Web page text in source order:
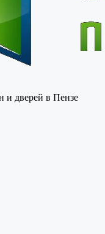
и дверей в Пензе